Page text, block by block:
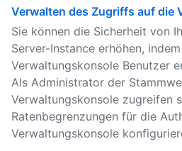
Verwalten des Zugriffs auf die
Sie können die Sicherheit von
Server-Instance erhöhen,
Verwaltungskonsole Benutzer
Als Administrator der
Verwaltungskonsole zugreifen
Ratenbegrenzungen für die
Verwaltungskonsole